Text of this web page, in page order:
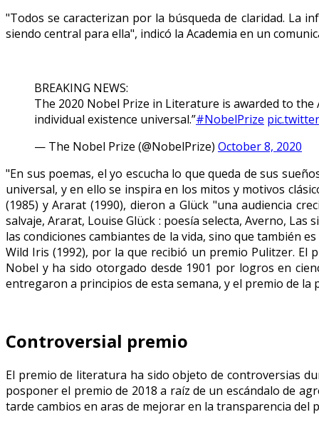
"Todos se caracterizan por la búsqueda de claridad. La
siendo central para ella", indicó la Academia en un
BREAKING NEWS:
The 2020 Nobel Prize in Literature is awarded to
individual existence universal.”#NobelPrize
— The Nobel Prize (@NobelPrize) October 8, 2020
"En sus poemas, el yo escucha lo que queda de sus
universal, y en ello se inspira en los mitos y motivos
(1985) y Ararat (1990), dieron a Glück "una audiencia
salvaje, Ararat, Louise Glück : poesía selecta, Averno,
las condiciones cambiantes de la vida, sino que también
Wild Iris (1992), por la que recibió un premio Pulitzer. El
Nobel y ha sido otorgado desde 1901 por logros en
entregaron a principios de esta semana, y el premio de la
Controversial premio
El premio de literatura ha sido objeto de controversias
posponer el premio de 2018 a raíz de un escándalo de
tarde cambios en aras de mejorar en la transparencia del